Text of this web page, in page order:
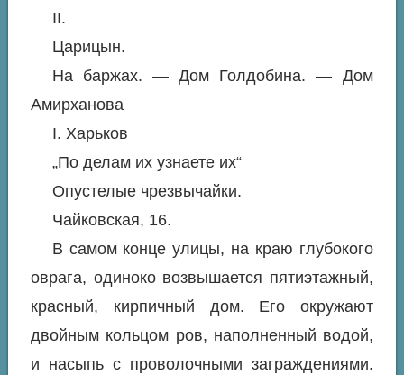
II.
Царицын.
На баржах. — Дом Голдобина. — Дом
Амирханова
I. Харьков
„По делам их узнаете их“
Опустелые чрезвычайки.
Чайковская, 16.
В самом конце улицы, на краю глубокого
оврага, одиноко возвышается пятиэтажный,
красный, кирпичный дом. Его окружают
двойным кольцом ров, наполненный водой,
и насыпь с проволочными заграждениями.